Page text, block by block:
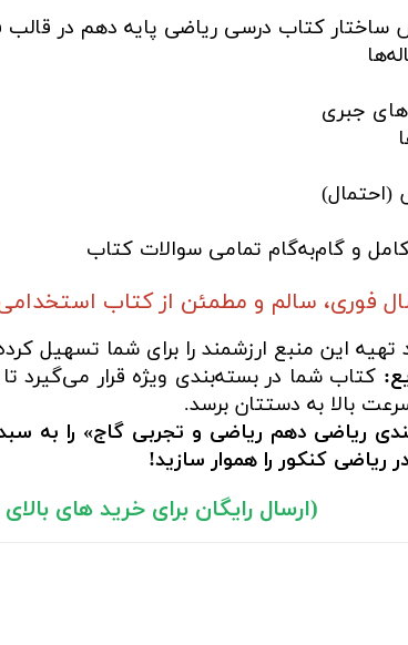
ساختار کتاب درسی ریاضی پایه دهم در
جبری
و گام‌به‌گام تمامی سوالات کتاب
فوری، سالم و مطمئن از کتاب
تهیه این منبع ارزشمند را برای شما تسهیل
کتاب شما در بسته‌بندی ویژه قرار می‌گیرد
بالا به دستتان برسد.
ریاضی دهم ریاضی و تجربی گاج» را به
کنکور را هموار سازید!
(ارسال رایگان برای خرید های بالای 5 میلیون